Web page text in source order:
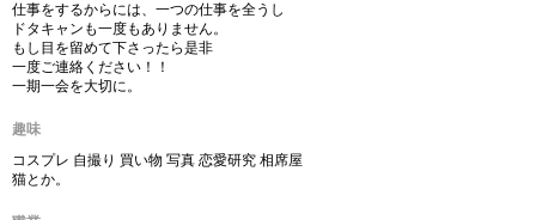
仕事をするからには、一つの仕事を全うし
ドタキャンも一度もありません。
もし目を留めて下さったら是非
一度ご連絡ください！！
一期一会を大切に。
趣味
コスプレ 自撮り 買い物 写真 恋愛研究 相席屋
猫とか。